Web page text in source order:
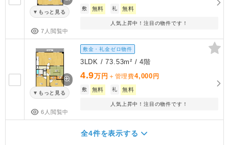
もっと見る
7人閲覧中
敷 無料 礼 無料
人気上昇中！注目の物件です！
もっと見る
6人閲覧中
敷金・礼金ゼロ物件
3LDK / 73.53m² / 4階
4.9万円 ＋管理費4,000 円
敷 無料 礼 無料
人気上昇中！注目の物件です！
全4件を表示する